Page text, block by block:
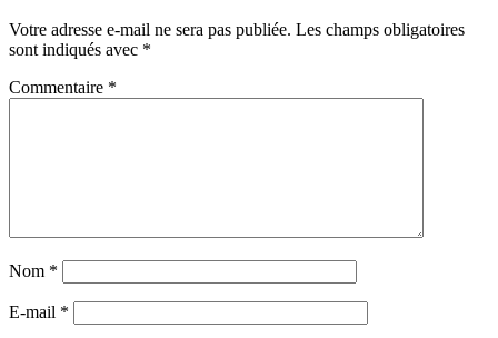
Votre adresse e-mail ne sera pas publiée. Les champs obligatoires
sont indiqués avec *
Commentaire *
Nom *
E-mail *